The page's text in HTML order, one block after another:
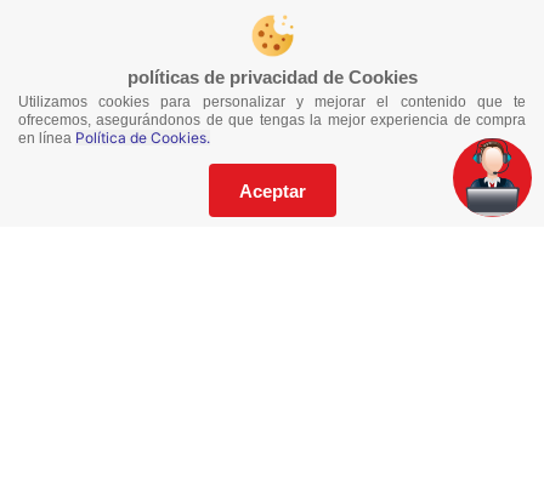
políticas de privacidad de Cookies
Utilizamos cookies para personalizar y mejorar el contenido que te
ofrecemos, asegurándonos de que tengas la mejor experiencia de compra
en línea Política de Cookies.
Aceptar
¡Síguenos en redes!
¡No te pierdas nuestras ofertas!
Suscríbete a nuestro Catalogo